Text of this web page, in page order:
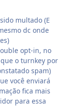
multado (E
dc onde
opt-in, no
o turnkey por
spam)
você enviará
fica mais
para essa